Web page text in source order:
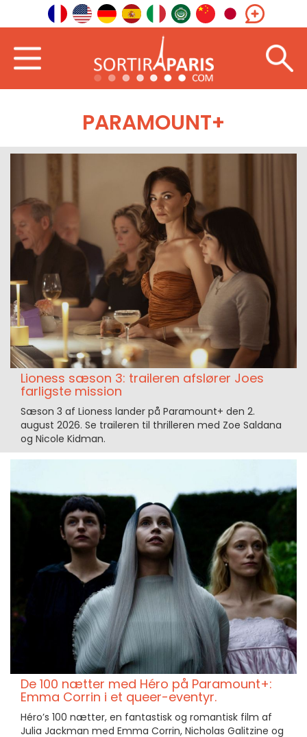
PARAMOUNT+
Lioness sæson 3: traileren afslører Joes
farligste mission
Sæson 3 af Lioness lander på Paramount+ den 2.
august 2026. Se traileren til thrilleren med Zoe Saldana
og Nicole Kidman.
De 100 nætter med Héro på Paramount+:
Emma Corrin i et queer-eventyr.
Héro’s 100 nætter, en fantastisk og romantisk film af
Julia Jackman med Emma Corrin, Nicholas Galitzine og